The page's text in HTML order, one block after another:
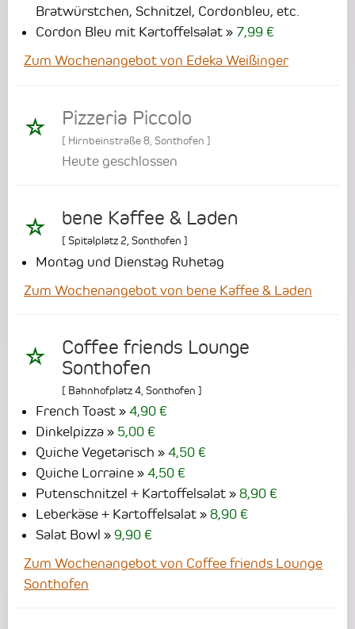
Bratwürstchen, Schnitzel, Cordonbleu, etc.
Cordon Bleu mit Kartoffelsalat
7,99 €
Zum Wochenangebot von Edeka Weißinger
Pizzeria Piccolo
[ Hirnbeinstraße 8 Sonthofen ]
Heute geschlossen
bene Kaffee & Laden
[ Spitalplatz 2 Sonthofen ]
Montag und Dienstag Ruhetag
Zum Wochenangebot von bene Kaffee & Laden
Coffee friends Lounge
Sonthofen
[ Bahnhofplatz 4 Sonthofen ]
French Toast
4,90 €
Dinkelpizza
5,00 €
Quiche Vegetarisch
4,50 €
Quiche Lorraine
4,50 €
Putenschnitzel + Kartoffelsalat
8,90 €
Leberkäse + Kartoffelsalat
8,90 €
Salat Bowl
9,90 €
Zum Wochenangebot von Coffee friends Lounge
Sonthofen